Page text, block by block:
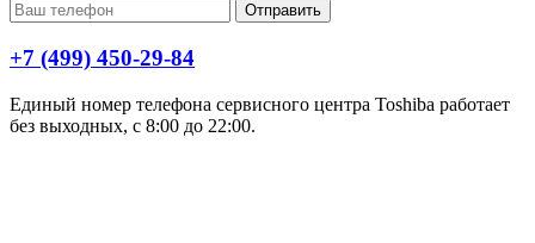
Отправить
+7 (499) 450-29-84
Единый номер телефона сервисного центра Toshiba работает
без выходных, с 8:00 до 22:00.